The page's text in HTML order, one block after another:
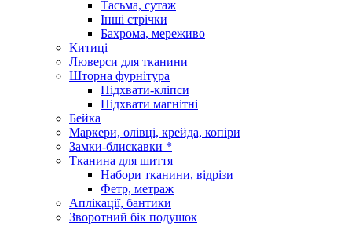
Тасьма, сутаж
Інші стрічки
Бахрома, мереживо
Китиці
Люверси для тканини
Шторна фурнітура
Підхвати-кліпси
Підхвати магнітні
Бейка
Маркери, олівці, крейда, копіри
Замки-блискавки *
Тканина для шиття
Набори тканини, відрізи
Фетр, метраж
Аплікації, бантики
Зворотний бік подушок